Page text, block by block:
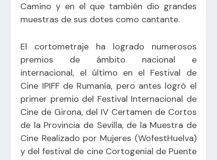
Camino y en el que también dio grandes
muestras de sus dotes como cantante.
El cortometraje ha logrado numerosos
premios de ámbito nacional e
internacional, el último en el Festival de
Cine IPIFF de Rumanía, pero antes logró el
primer premio del Festival Internacional de
Cine de Girona, del IV Certamen de Cortos
de la Provincia de Sevilla, de la Muestra de
Cine Realizado por Mujeres (WofestHuelva)
y del festival de cine Cortogenial de Puente